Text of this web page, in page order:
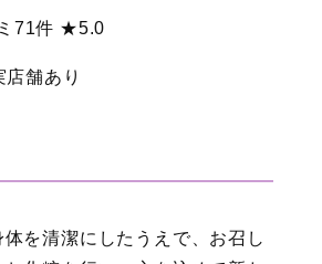
71件 ★5.0
舗あり
を清潔にしたうえで、お召し